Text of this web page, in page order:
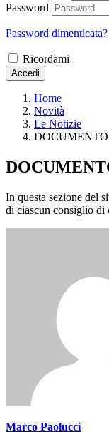
Password
Password dimenticata?
Ricordami
Accedi
Home
Novità
Le Notizie
In questa sezione del
di ciascun consiglio di
Marco Paolucci